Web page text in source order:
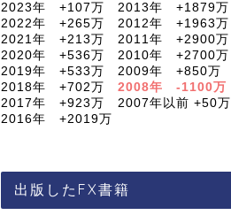
2023年 +107万 2013年 +1879万
2022年 +265万 2012年 +1963万
2021年 +213万 2011年 +2900万
2020年 +536万 2010年 +2700万
2019年 +533万 2009年 +850万
2018年 +702万 2008年 -1100万
2017年 +923万 2007年以前 +50万
2016年 +2019万
出版したFX書籍